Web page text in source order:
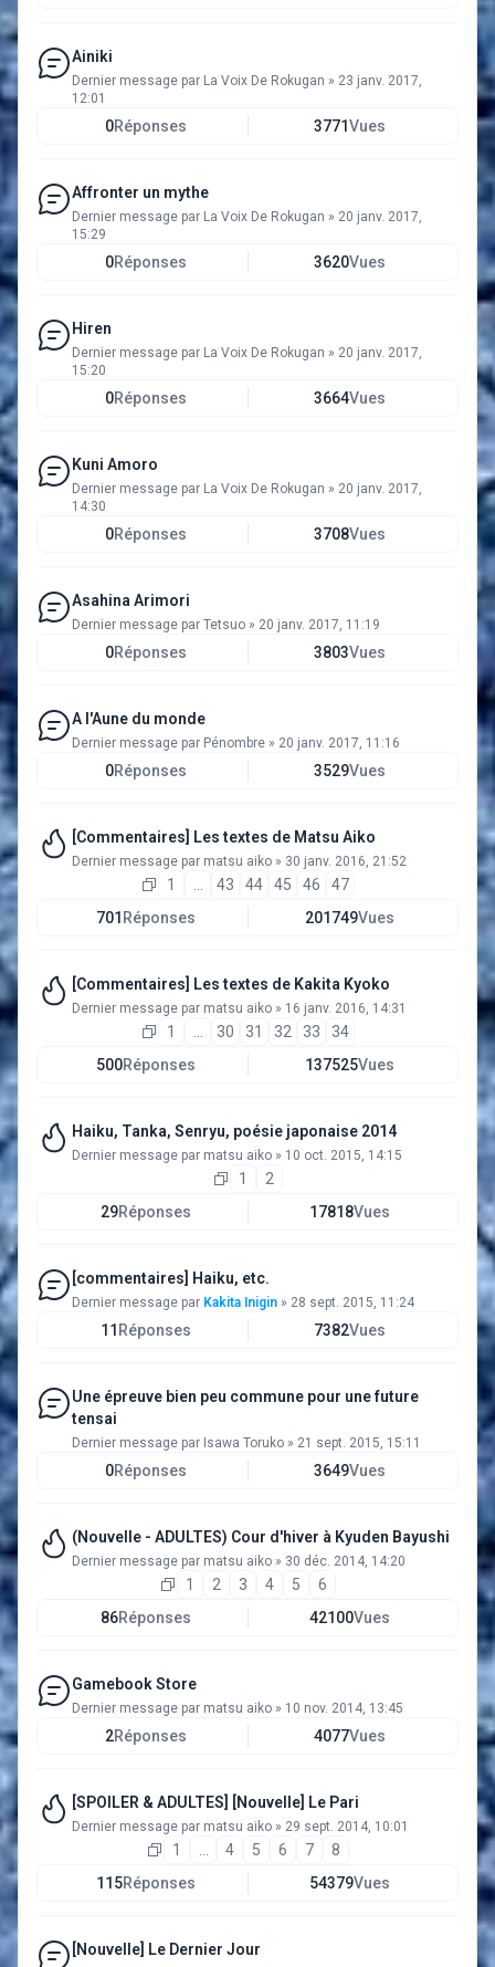
Ainiki
Dernier message par La Voix De Rokugan » 23 janv. 2017,
12:01
0Réponses 3771Vues
Affronter un mythe
Dernier message par La Voix De Rokugan » 20 janv. 2017,
15:29
0Réponses 3620Vues
Hiren
Dernier message par La Voix De Rokugan » 20 janv. 2017,
15:20
0Réponses 3664Vues
Kuni Amoro
Dernier message par La Voix De Rokugan » 20 janv. 2017,
14:30
0Réponses 3708Vues
Asahina Arimori
Dernier message par Tetsuo » 20 janv. 2017, 11:19
0Réponses 3803Vues
A l'Aune du monde
Dernier message par Pénombre » 20 janv. 2017, 11:16
0Réponses 3529Vues
[Commentaires] Les textes de Matsu Aiko
Dernier message par matsu aiko » 30 janv. 2016, 21:52
1 43 44 45 46
47
701 Réponses 201749Vues
[Commentaires] Les textes de Kakita Kyoko
Dernier message par matsu aiko » 16 janv. 2016, 14:31
1 30 31 32 33
34
500Réponses 137525Vues
Haiku, Tanka, Senryu, poésie japonaise 2014
Dernier message par matsu aiko » 10 oct. 2015, 14:15
1
2
29Réponses 17818Vues
[commentaires] Haiku, etc.
Dernier message par Kakita Inigin » 28 sept. 2015, 11:24
11 Réponses 7382Vues
Une épreuve bien peu commune pour une future
tensai
Dernier message par Isawa Toruko » 21 sept. 2015, 15:11
0Réponses 3649Vues
(Nouvelle - ADULTES) Cour d'hiver à Kyuden Bayushi
Dernier message par matsu aiko » 30 déc. 2014, 14:20
1 2 3 4 5
6
86Réponses 42100Vues
Gamebook Store
Dernier message par matsu aiko » 10 nov. 2014, 13:45
2Réponses 4077Vues
[SPOILER & ADULTES] [Nouvelle] Le Pari
Dernier message par matsu aiko » 29 sept. 2014, 10:01
1 4 5 6 7
8
115Réponses 54379Vues
[Nouvelle] Le Dernier Jour